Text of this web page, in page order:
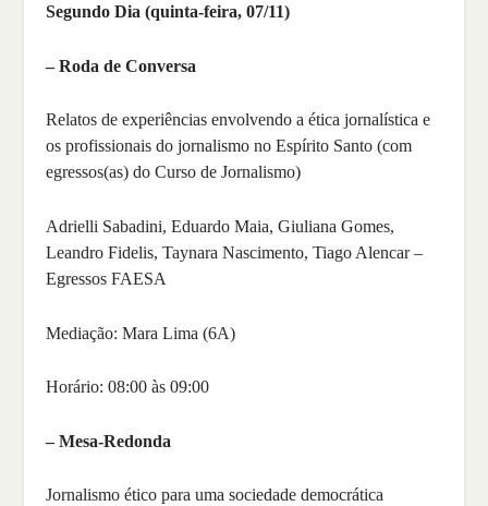
Segundo Dia (quinta-feira, 07/11)
– Roda de Conversa
Relatos de experiências envolvendo a ética jornalística e
os profissionais do jornalismo no Espírito Santo (com
egressos(as) do Curso de Jornalismo)
Adrielli Sabadini, Eduardo Maia, Giuliana Gomes,
Leandro Fidelis, Taynara Nascimento, Tiago Alencar –
Egressos FAESA
Mediação: Mara Lima (6A)
Horário: 08:00 às 09:00
– Mesa-Redonda
Jornalismo ético para uma sociedade democrática